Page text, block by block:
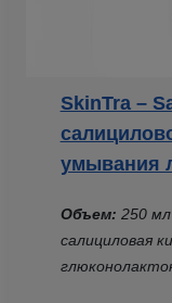
SkinTra –
умывания
Объем: 250
салициловая